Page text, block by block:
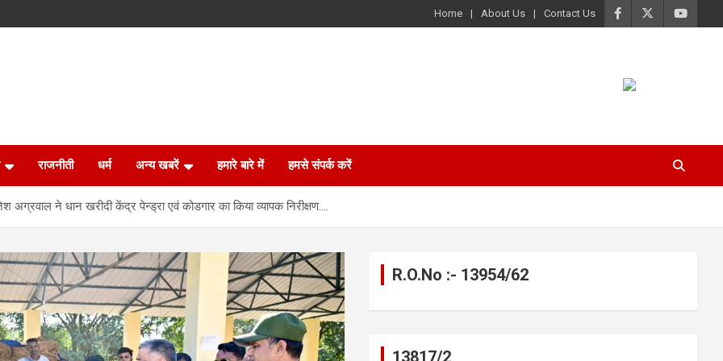
Home About Us Contact Us
राजनीती धर्म अन्य खबरें हमारे बारे में हमसे संपर्क करें
अग्रवाल ने धान खरीदी केंद्र पेन्ड्रा एवं कोडगार का किया व्यापक निरीक्षण….
R.O.No :- 13954/62
13817/2